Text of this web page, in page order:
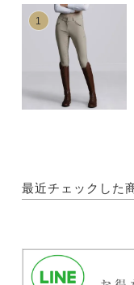
1
最近チェックした